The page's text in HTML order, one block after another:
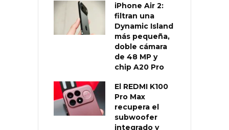
iPhone Air 2:
filtran una
Dynamic Island
más pequeña,
doble cámara
de 48 MP y
chip A20 Pro
El REDMI K100
Pro Max
recupera el
subwoofer
integrado y